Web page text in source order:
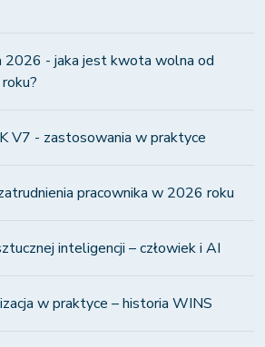
2026 - jaka jest kwota wolna od
V7 - zastosowania w praktyce
pracownika w 2026 roku
inteligencji – człowiek i AI
w praktyce – historia WINS